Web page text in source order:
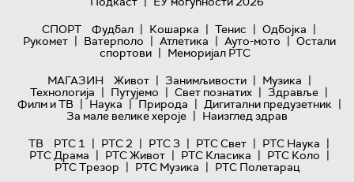
СПОРТ
Фудбал | Кошарка | Тенис | Одбојка |
Рукомет | Ватерполо | Атлетика | Ауто-мото | Остали
спортови | Меморијал РТС
МАГАЗИН
Живот | Занимљивости | Музика |
Технологијa | Путујемо | Свет познатих | Здравље |
Филм и ТВ | Наука | Природа | Дигитални предузетник |
За мале велике хероје | Наизглед здрав
ТВ
РТС 1 | РТС 2 | РТС 3 | РТС Свет | РТС Наука |
РТС Драма | РТС Живот | РТС Класика | РТС Коло |
РТС Трезор | РТС Музика | РТС Полетарац